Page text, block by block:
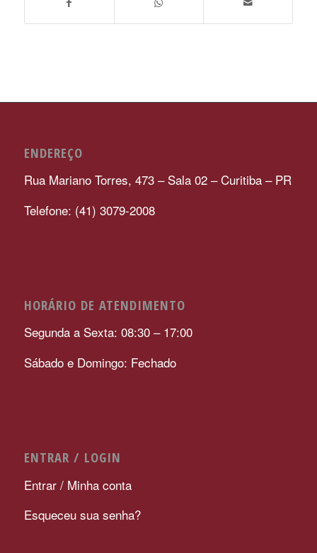
ENDEREÇO
Rua Mariano Torres, 473 – Sala 02 – Curitiba – PR
Telefone: (41) 3079-2008
HORÁRIO DE ATENDIMENTO
Segunda a Sexta: 08:30 – 17:00
Sábado e Domingo: Fechado
ENTRAR / LOGIN
Entrar / Minha conta
Esqueceu sua senha?